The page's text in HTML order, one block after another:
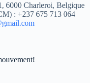
6000 Charleroi, Belgique
: +237 675 713 064